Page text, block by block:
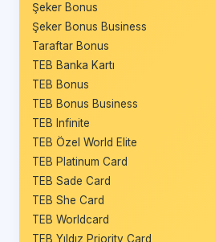
Şeker Bonus
Şeker Bonus Business
Taraftar Bonus
TEB Banka Kartı
TEB Bonus
TEB Bonus Business
TEB Infinite
TEB Özel World Elite
TEB Platinum Card
TEB Sade Card
TEB She Card
TEB Worldcard
TEB Yıldız Priority Card